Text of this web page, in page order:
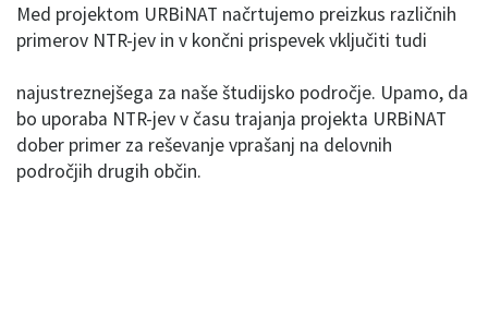
Med projektom URBiNAT načrtujemo preizkus različnih
primerov NTR-jev in v končni prispevek vključiti tudi
najustreznejšega za naše študijsko področje. Upamo, da
bo uporaba NTR-jev v času trajanja projekta URBiNAT
dober primer za reševanje vprašanj na delovnih
področjih drugih občin.